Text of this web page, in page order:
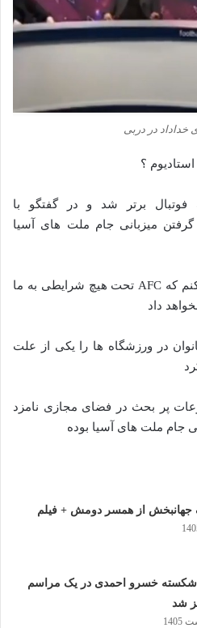
در دربی
؟
فوتبال برتر شد و در گفتگو با
میزبانی جام ملت ‌های آسیا
من حاضرم قول بدهم و امضا کنم که AFC تحت هیچ شرایطی به ما
داد
در ورزشگاه ها را یکی از علت‌
پر بحث در فضای مجازی نامزد
جام ملت های آسیا بوده
جهانبخش از همسر دومش + فیلم
شکسته خسرو احمدی در یک مراسم
شد